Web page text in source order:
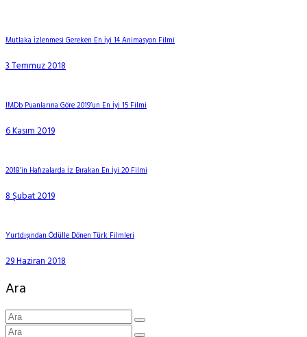
Mutlaka İzlenmesi Gereken En İyi 14 Animasyon Filmi
3 Temmuz 2018
IMDb Puanlarına Göre 2019’un En İyi 15 Filmi
6 Kasım 2019
2018’in Hafızalarda İz Bırakan En İyi 20 Filmi
8 Şubat 2019
Yurtdışından Ödülle Dönen Türk Filmleri
29 Haziran 2018
Ara